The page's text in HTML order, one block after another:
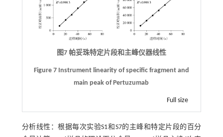
图7 帕妥珠特定片段和主峰仪器线性
Figure 7 Instrument linearity of specific fragment and
main peak of Pertuzumab
Full size
分析线性：根据每次实验S1和S7的主峰和特定片段的百分